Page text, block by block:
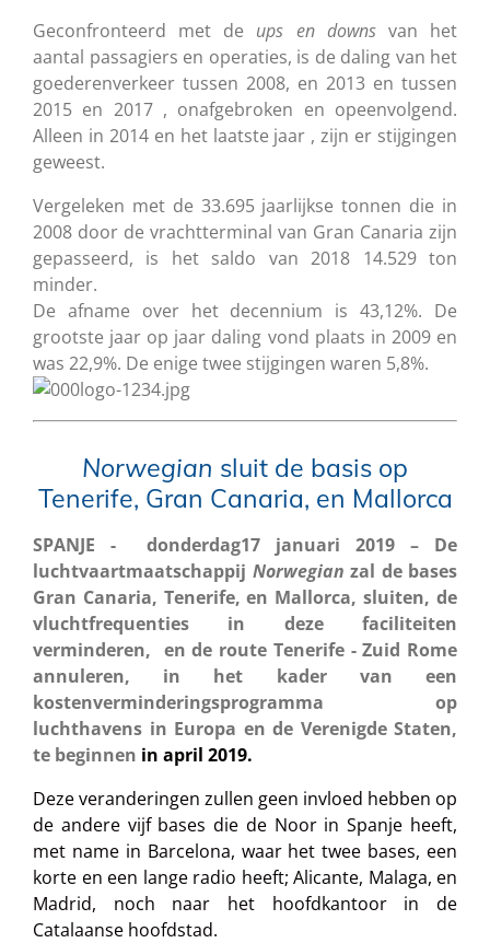
Geconfronteerd met de ups en downsvan het
aantal passagiers en operaties, is de daling van het
goederenverkeer tussen 2008, en 2013 en tussen
2015 en 2017 , onafgebroken en opeenvolgend.
Alleen in 2014 en het laatste jaar , zijn er stijgingen
geweest.
Vergeleken met de 33.695 jaarlijkse tonnen die in
2008 door de vrachtterminal van Gran Canaria zijn
gepasseerd, is het saldo van 2018 14.529 ton
minder.
De afname over het decennium is 43,12%. De
grootste jaar op jaar daling vond plaats in 2009 en
was 22,9%. De enige twee stijgingen waren 5,8%.
Norwegian sluit de basis op
Tenerife, Gran Canaria, en Mallorca
SPANJE - donderdag17 januari 2019 – De
luchtvaartmaatschappij Norwegian zal de bases
Gran Canaria, Tenerife, en Mallorca, sluiten, de
vluchtfrequenties in deze faciliteiten
verminderen, en de route Tenerife - Zuid Rome
annuleren, in het kader van een
kostenverminderingsprogramma op
luchthavens in Europa en de Verenigde Staten,
te beginnen in april 2019.
Deze veranderingen zullen geen invloed hebben op
de andere vijf bases die de Noor in Spanje heeft,
met name in Barcelona, waar het twee bases, een
korte en een lange radio heeft; Alicante, Malaga, en
Madrid, noch naar het hoofdkantoor in de
Catalaanse hoofdstad.